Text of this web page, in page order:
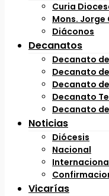
Curia
Mons. Jorge
Diáconos
Decanatos
Decanato
Decanato
Decanato
Decanato
Decanato
Noticias
Diócesis
Nacional
Vicarías